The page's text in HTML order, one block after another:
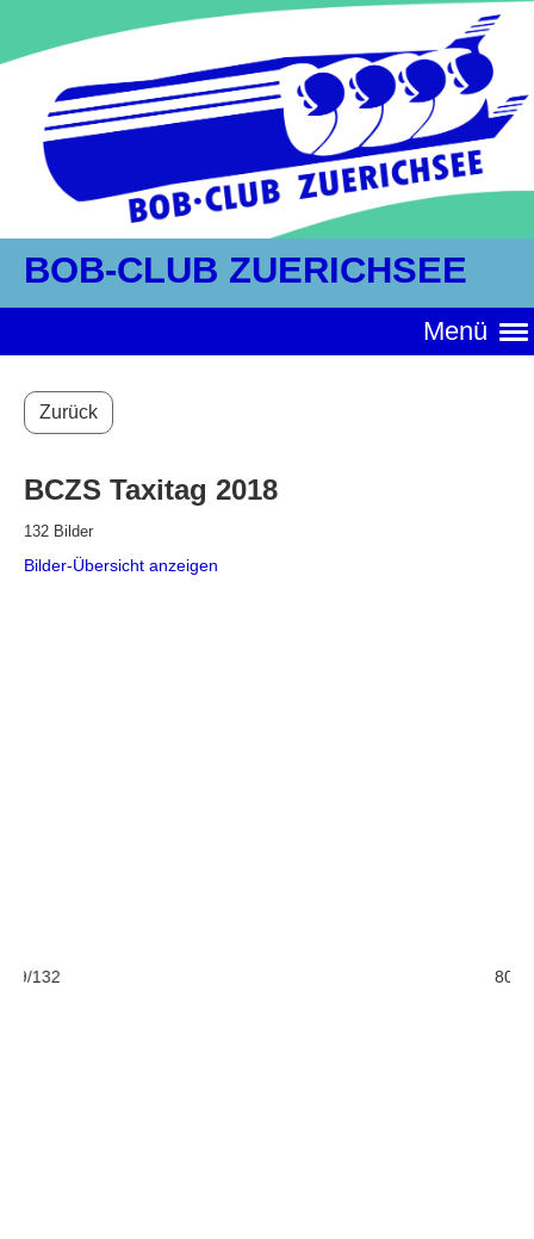
BOB-CLUB ZUERICHSEE
Menü
Zurück
BCZS Taxitag 2018
132 Bilder
Bilder-Übersicht anzeigen